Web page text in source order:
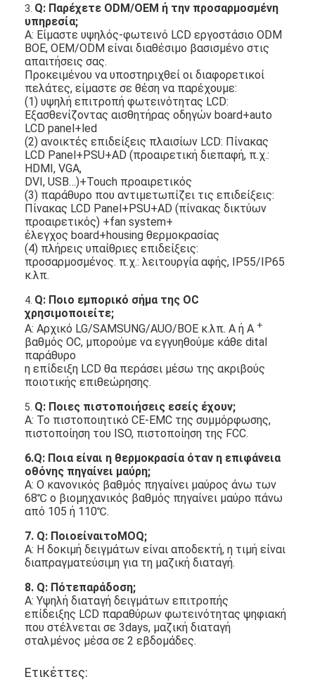
3. Q: Παρέχετε ODM/OEM ή την προσαρμοσμένη
υπηρεσία;
Α: Είμαστε υψηλός-φωτεινό LCD εργοστάσιο ODM
BOE, OEM/ODM είναι διαθέσιμο βασισμένο στις
απαιτήσεις σας.
Προκειμένου να υποστηριχθεί οι διαφορετικοί
πελάτες, είμαστε σε θέση να παρέχουμε:
(1) υψηλή επιτροπή φωτεινότητας LCD:
Εξασθενίζοντας αισθητήρας οδηγών board+auto
LCD panel+led
(2) ανοικτές επιδείξεις πλαισίων LCD: Πίνακας
LCD Panel+PSU+AD (προαιρετική διεπαφή, π.χ.:
HDMI, VGA,
DVI, USB…)+Touch προαιρετικός
(3) παράθυρο που αντιμετωπίζει τις επιδείξεις:
Πίνακας LCD Panel+PSU+AD (πίνακας δικτύων
προαιρετικός) +fan system+
έλεγχος board+housing θερμοκρασίας
(4) πλήρεις υπαίθριες επιδείξεις:
προσαρμοσμένος. π.χ.: λειτουργία αφής, IP55/IP65
κ.λπ.
4. Q: Ποιο εμπορικό σήμα της OC
χρησιμοποιείτε;
Α: Αρχικό LG/SAMSUNG/AUO/BOE κ.λπ. Α ή Α +
βαθμός OC, μπορούμε να εγγυηθούμε κάθε dital
παράθυρο
η επίδειξη LCD θα περάσει μέσω της ακριβούς
ποιοτικής επιθεώρησης.
5. Q: Ποιες πιστοποιήσεις εσείς έχουν;
Α: Το πιστοποιητικό CE-EMC της συμμόρφωσης,
πιστοποίηση του ISO, πιστοποίηση της FCC.
6.Q: Ποια είναι η θερμοκρασία όταν η επιφάνεια
οθόνης πηγαίνει μαύρη;
Α: Ο κανονικός βαθμός πηγαίνει μαύρος άνω των
68℃ ο βιομηχανικός βαθμός πηγαίνει μαύρο πάνω
από 105 ή 110℃.
7. Q: ΠοιοείναιτοMOQ;
Α: Η δοκιμή δειγμάτων είναι αποδεκτή, η τιμή είναι
διαπραγματεύσιμη για τη μαζική διαταγή.
8. Q: Πότεπαράδοση;
Α: Υψηλή διαταγή δειγμάτων επιτροπής
επίδειξης LCD παραθύρων φωτεινότητας ψηφιακή
που στέλνεται σε 3days, μαζική διαταγή
σταλμένος μέσα σε 2 εβδομάδες.
Ετικέττες: